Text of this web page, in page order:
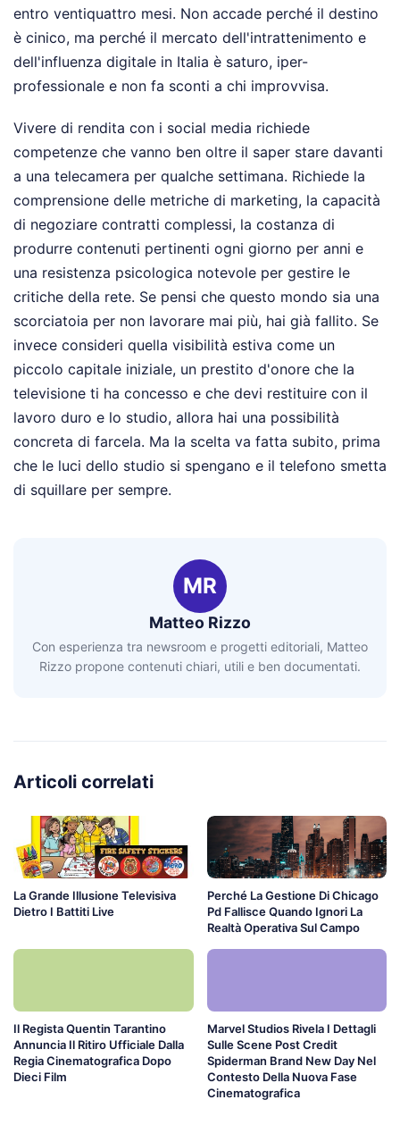
entro ventiquattro mesi. Non accade perché il destino
è cinico, ma perché il mercato dell'intrattenimento e
dell'influenza digitale in Italia è saturo, iper-
professionale e non fa sconti a chi improvvisa.
Vivere di rendita con i social media richiede
competenze che vanno ben oltre il saper stare davanti
a una telecamera per qualche settimana. Richiede la
comprensione delle metriche di marketing, la capacità
di negoziare contratti complessi, la costanza di
produrre contenuti pertinenti ogni giorno per anni e
una resistenza psicologica notevole per gestire le
critiche della rete. Se pensi che questo mondo sia una
scorciatoia per non lavorare mai più, hai già fallito. Se
invece consideri quella visibilità estiva come un
piccolo capitale iniziale, un prestito d'onore che la
televisione ti ha concesso e che devi restituire con il
lavoro duro e lo studio, allora hai una possibilità
concreta di farcela. Ma la scelta va fatta subito, prima
che le luci dello studio si spengano e il telefono smetta
di squillare per sempre.
MR
Matteo Rizzo
Con esperienza tra newsroom e progetti editoriali, Matteo
Rizzo propone contenuti chiari, utili e ben documentati.
Articoli correlati
La Grande Illusione Televisiva
Dietro I Battiti Live
Perché La Gestione Di Chicago
Pd Fallisce Quando Ignori La
Realtà Operativa Sul Campo
Il Regista Quentin Tarantino
Annuncia Il Ritiro Ufficiale Dalla
Regia Cinematografica Dopo
Dieci Film
Marvel Studios Rivela I Dettagli
Sulle Scene Post Credit
Spiderman Brand New Day Nel
Contesto Della Nuova Fase
Cinematografica